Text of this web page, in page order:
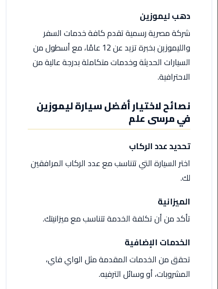
ليموزين
مطار
العلمين
الجديدة
الاسكندريه
السويس
تاكسي
المطار
الاسكندريه
الشيخ
تاكسي
مطار
القاهرة
دهب ليموزين
شركة مصرية رسمية تقدم كافة خدمات السفر
والليموزين بخبرة تزيد عن 12 عامًا، مع أسطول من
السيارات الحديثة وخدمات متكاملة بدرجة عالية من
الاحترافية.
نصائح لاختيار أفضل سيارة ليموزين
في مرسى علم
تحديد عدد الركاب
اختر السيارة التي تتناسب مع عدد الركاب المرافقين
لك.
الميزانية
تأكد من أن تكلفة الخدمة تتناسب مع ميزانيتك.
الخدمات الإضافية
تحقق من الخدمات المقدمة مثل الواي فاي،
المشروبات، أو وسائل الترفيه.